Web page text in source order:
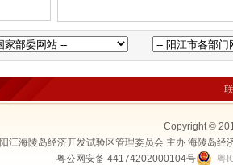
Copyright ©
阳江海陵岛经济开发试验区管理委员会 主办 海陵岛
粤公网安备 44174202000104号
粤